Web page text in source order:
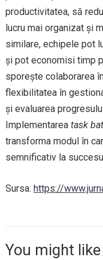
productivitatea, să
lucru mai organizat și
similare, echipele pot
și pot economisi timp
sporește colaborarea
flexibilitatea în
și evaluarea
Implementarea task
transforma modul în
semnificativ la
Sursa: https://
You might like